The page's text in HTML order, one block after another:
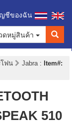
ชีของฉัน
ดหมู่สินค้า
โฟน Jabra : Item#:
510